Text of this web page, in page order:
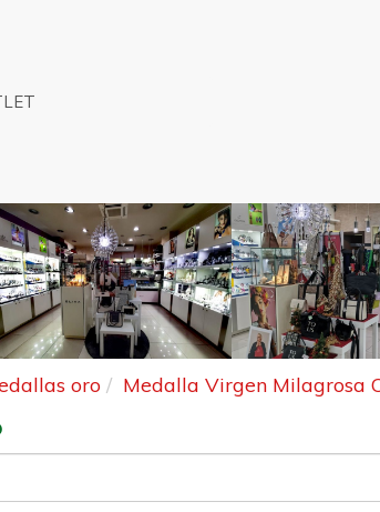
oro Medalla Virgen Milagrosa